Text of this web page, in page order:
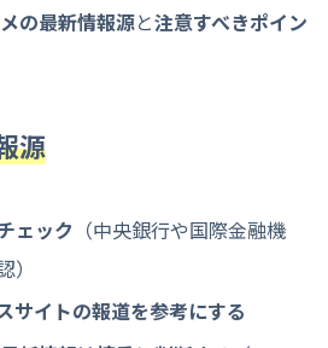
の最新情報源と注意すべきポイン
源
ェック （中央銀行や国際金融機
サイトの報道を参考にする